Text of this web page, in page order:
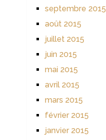
septembre 2015
août 2015
juillet 2015
juin 2015
mai 2015
avril 2015
mars 2015
février 2015
janvier 2015